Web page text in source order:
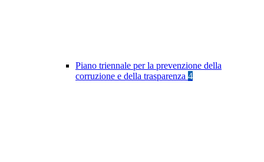
Piano triennale per la prevenzione della
corruzione e della trasparenza 4